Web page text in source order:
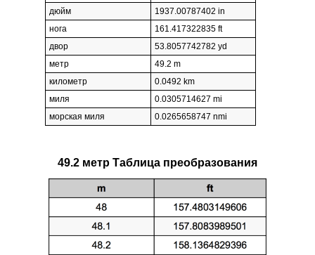
дюйм
1937.00787402 in
нога
161.417322835 ft
двор
53.8057742782 yd
метр
49.2 m
километр
0.0492 km
миля
0.0305714627 mi
морская миля
0.0265658747 nmi
49.2 метр Таблица преобразования